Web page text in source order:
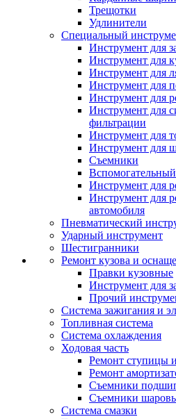
Трещотки
Удлинители
Специальный
Инструмент для
Инструмент для
Инструмент для
Инструмент для
Инструмент для
Инструмент для
фильтрации
Инструмент для
Инструмент для
Съемники
Инструмент для
Инструмент для
автомобиля
Пневматический
Ударный инструмент
Шестигранники
Ремонт кузова и
Правки кузовные
Инструмент для
Прочий
Система зажигания и
Топливная система
Система охлаждения
Ходовая часть
Ремонт
Ремонт
Съемники
Съемники
Система смазки